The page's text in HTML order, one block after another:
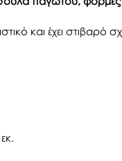
και έχει στιβαρό